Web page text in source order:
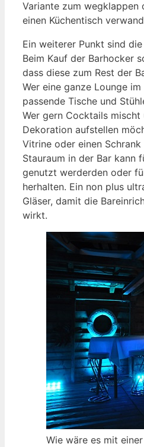
Variante zum wegklappen
einen Küchentisch
Ein weiterer Punkt sind
Beim Kauf der Barhocker
dass diese zum Rest der
Wer eine ganze Lounge
passende Tische und
Wer gern Cocktails
Dekoration aufstellen
Vitrine oder einen Schrank
Stauraum in der Bar kann
genutzt werderden oder
herhalten. Ein non plus
Gläser, damit die
wirkt.
Wie wäre es mit